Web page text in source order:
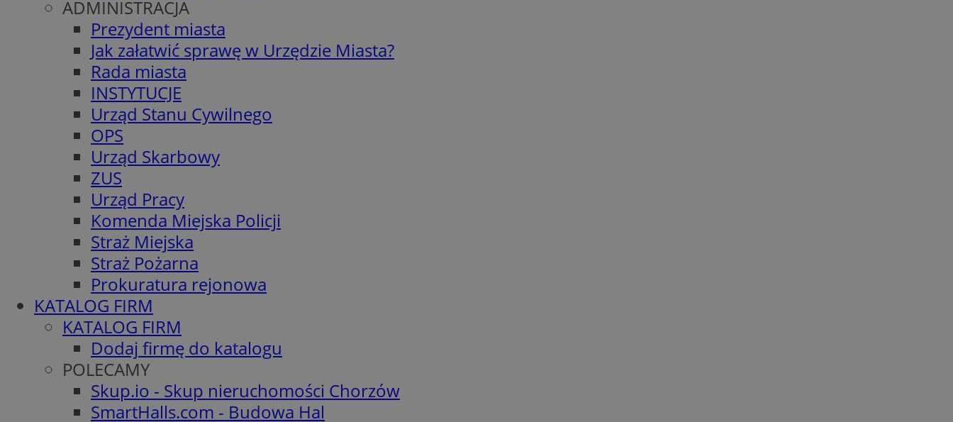
ADMINISTRACJA
Prezydent miasta
Jak załatwić sprawę w Urzędzie Miasta?
Rada miasta
INSTYTUCJE
Urząd Stanu Cywilnego
OPS
Urząd Skarbowy
ZUS
Urząd Pracy
Komenda Miejska Policji
Straż Miejska
Straż Pożarna
Prokuratura rejonowa
KATALOG FIRM
KATALOG FIRM
Dodaj firmę do katalogu
POLECAMY
Skup.io - Skup nieruchomości Chorzów
SmartHalls.com - Budowa Hal